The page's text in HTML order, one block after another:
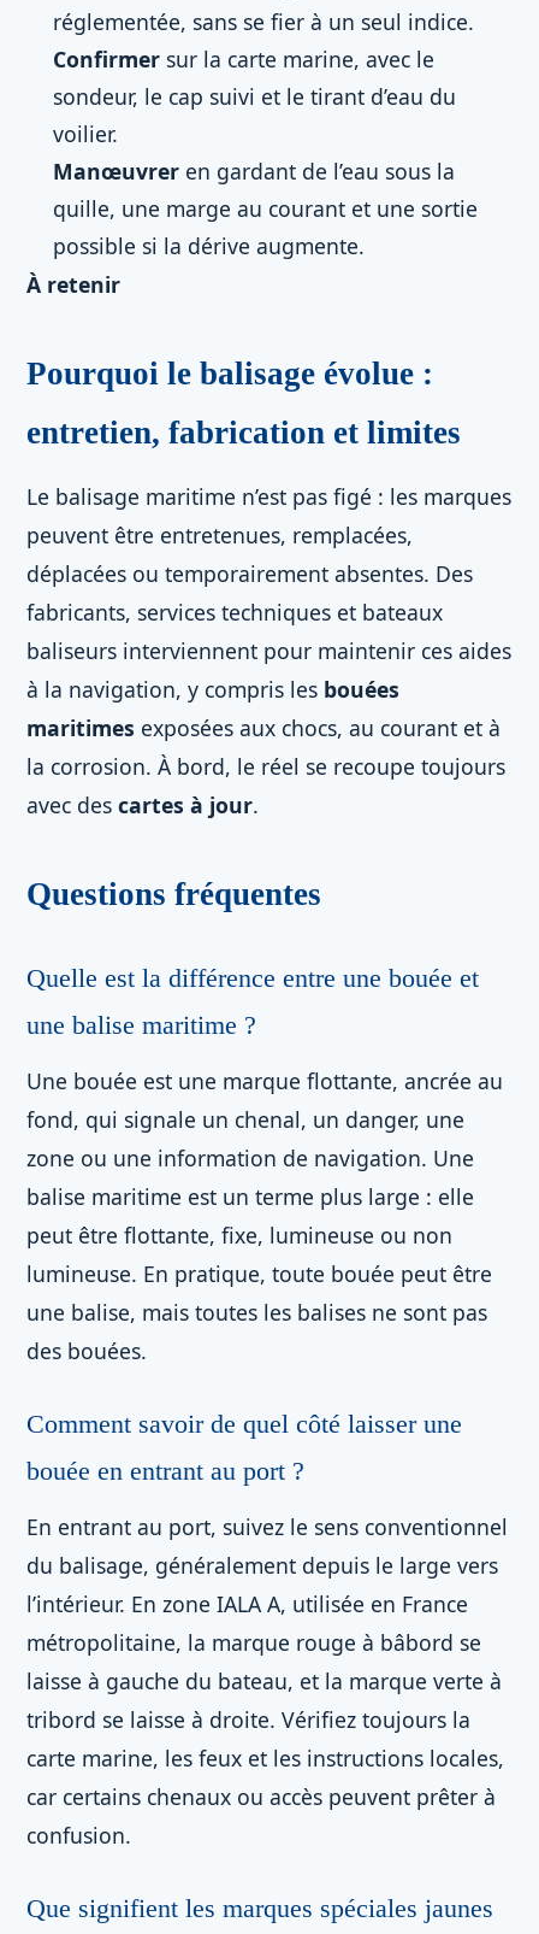
réglementée, sans se fier à un seul indice.
Confirmer sur la carte marine, avec le
sondeur, le cap suivi et le tirant d’eau du
voilier.
Manœuvrer en gardant de l’eau sous la
quille, une marge au courant et une sortie
possible si la dérive augmente.
À retenir
Pourquoi le balisage évolue :
entretien, fabrication et limites
Le balisage maritime n’est pas figé : les marques
peuvent être entretenues, remplacées,
déplacées ou temporairement absentes. Des
fabricants, services techniques et bateaux
baliseurs interviennent pour maintenir ces aides
à la navigation, y compris les bouées
maritimes exposées aux chocs, au courant et à
la corrosion. À bord, le réel se recoupe toujours
avec des cartes à jour.
Questions fréquentes
Quelle est la différence entre une bouée et
une balise maritime ?
Une bouée est une marque flottante, ancrée au
fond, qui signale un chenal, un danger, une
zone ou une information de navigation. Une
balise maritime est un terme plus large : elle
peut être flottante, fixe, lumineuse ou non
lumineuse. En pratique, toute bouée peut être
une balise, mais toutes les balises ne sont pas
des bouées.
Comment savoir de quel côté laisser une
bouée en entrant au port ?
En entrant au port, suivez le sens conventionnel
du balisage, généralement depuis le large vers
l’intérieur. En zone IALA A, utilisée en France
métropolitaine, la marque rouge à bâbord se
laisse à gauche du bateau, et la marque verte à
tribord se laisse à droite. Vérifiez toujours la
carte marine, les feux et les instructions locales,
car certains chenaux ou accès peuvent prêter à
confusion.
Que signifient les marques spéciales jaunes